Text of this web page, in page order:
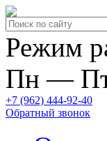
Режим
Пн — Пт
+7 (962) 444-92-40
Обратный звонок